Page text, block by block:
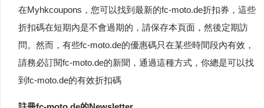
在Myhkcoupons，您可以找到最新的fc-moto.de折扣券，這些
折扣碼在短期內是不會過期的，請保存本頁面，然後定期訪
問。然而，有些fc-moto.de的優惠碼只在某些時間段內有效，
請務必訂閱fc-moto.de的新聞，通過這種方式，你總是可以找
到fc-moto.de的有效折扣碼